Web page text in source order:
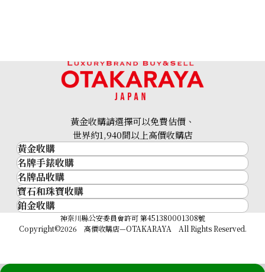
黃金收購請選擇可以免費估價、
世界約1,940間以上高價收購店
黃金收購
黃金･金條
金條
金幣及銀幣
過去十年黃金價格
金飾
名牌手錶收購
名牌手錶收購
勞力士 (Rolex)
Patek Philippe
Audemars Piguet
名牌品收購
名牌品收購
HERMES
LOUIS VUITTON
CHANEL
CELINE
寶石和珠寶收購
寶石和珠寶
祖母綠
紅寶石
鉑金收購
神奈川縣公安委員會許可 第451380001308號
Copyright©2026 高價收購店—OTAKARAYA All Rights Reserved.